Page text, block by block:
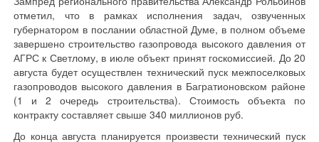
отметил, что в рамках исполнения задач, озвученных
губернатором в послании областной Думе, в полном объеме
завершено строительство газопровода высокого давления от
АГРС к Светлому, в июле объект принят госкомиссией. До 20
августа будет осуществлен технический пуск межпоселковых
газопроводов высокого давления в Багратионовском районе
(1 и 2 очередь строительства). Стоимость объекта по
контракту составляет свыше 340 миллионов руб.
До конца августа планируется произвести технический пуск